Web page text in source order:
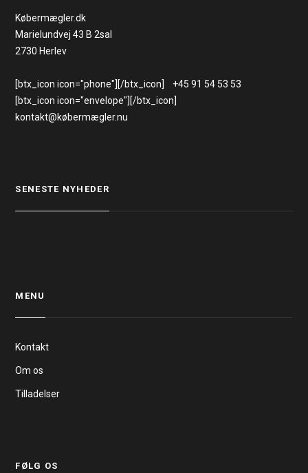
Købermægler.dk
Marielundvej 43 B 2sal
2730 Herlev
[btx_icon icon="phone"][/btx_icon] +45 91 54 53 53
[btx_icon icon="envelope"][/btx_icon]
kontakt@købermægler.nu
SENESTE NYHEDER
MENU
Kontakt
Om os
Tilladelser
FØLG OS